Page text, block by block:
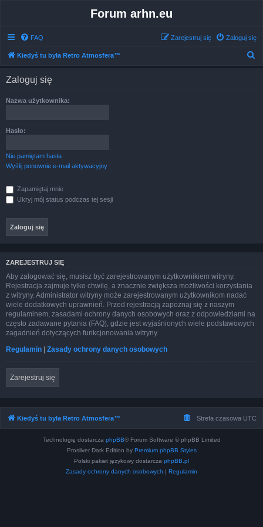
Forum arhn.eu
FAQ Zaloguj się
Zarejestruj się
Kiedyś tu była Retro Atmosfera™
Zaloguj się
Nazwa użytkownika:
Hasło:
Nie pamiętam hasła
Wyślij ponownie e-mail aktywacyjny
Zapamiętaj mnie
Ukryj mój status podczas tej sesji
ZAREJESTRUJ SIĘ
Aby zalogować się, musisz być zarejestrowanym użytkownikiem witryny.
Rejestracja zajmuje tylko chwilę, a znacznie zwiększa możliwości korzystania
z witryny. Administrator witryny może zarejestrowanym użytkownikom nadać
wiele dodatkowych uprawnień. Przed rejestracją zapoznaj się z naszym
regulaminem, zasadami ochrony danych osobowych oraz z odpowiedziami na
często zadawane pytania (FAQ), gdzie jest wyjaśnionych wiele podstawowych
zagadnień dotyczących funkcjonowania witryny.
Regulamin | Zasady ochrony danych osobowych
Zarejestruj się
Kiedyś tu była Retro Atmosfera™ Strefa czasowa UTC
Technologię dostarcza phpBB® Forum Software © phpBB Limited
Prosilver Dark Edition by Premium phpBB Styles
Polski pakiet językowy dostarcza phpBB.pl
Zasady ochrony danych osobowych | Regulamin